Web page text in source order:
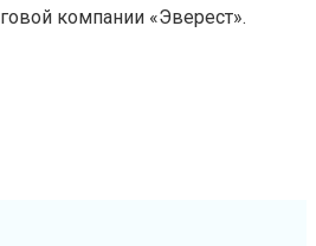
компании «Эверест».